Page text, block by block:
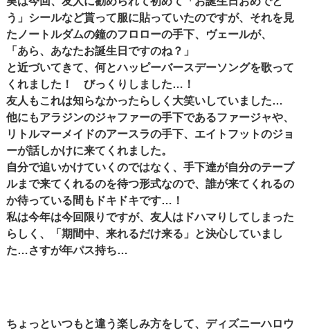
う」シールなど貰って服に貼っていたのですが、それを見
たノートルダムの鐘のフロローの手下、ヴェールが、
「あら、あなたお誕生日ですのね？」
と近づいてきて、何とハッピーバースデーソングを歌って
くれました！ びっくりしました…！
友人もこれは知らなかったらしく大笑いしていました…
他にもアラジンのジャファーの手下であるファージャや、
リトルマーメイドのアースラの手下、エイトフットのジョ
ーが話しかけに来てくれました。
自分で追いかけていくのではなく、手下達が自分のテーブ
ルまで来てくれるのを待つ形式なので、誰が来てくれるの
か待っている間もドキドキです…！
私は今年は今回限りですが、友人はドハマりしてしまった
らしく、「期間中、来れるだけ来る」と決心していまし
た…さすが年パス持ち…
ちょっといつもと違う楽しみ方をして、ディズニーハロウ